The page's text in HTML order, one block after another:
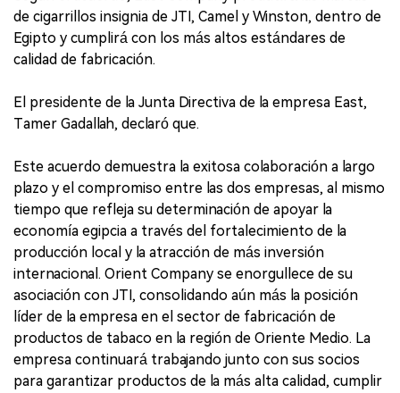
de cigarrillos insignia de JTI, Camel y Winston, dentro de
Egipto y cumplirá con los más altos estándares de
calidad de fabricación.
El presidente de la Junta Directiva de la empresa East,
Tamer Gadallah, declaró que.
Este acuerdo demuestra la exitosa colaboración a largo
plazo y el compromiso entre las dos empresas, al mismo
tiempo que refleja su determinación de apoyar la
economía egipcia a través del fortalecimiento de la
producción local y la atracción de más inversión
internacional. Orient Company se enorgullece de su
asociación con JTI, consolidando aún más la posición
líder de la empresa en el sector de fabricación de
productos de tabaco en la región de Oriente Medio. La
empresa continuará trabajando junto con sus socios
para garantizar productos de la más alta calidad, cumplir